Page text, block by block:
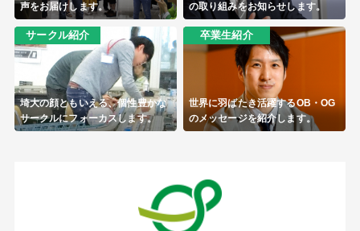
声をお届けします。
の取り組みをお知らせします。
サークル紹介
埼大の顔ともいえる、個性豊かな
サークルにフォーカスします。
卒業生紹介
世界に羽ばたき活躍するOB・OG
のメッセージを紹介します。